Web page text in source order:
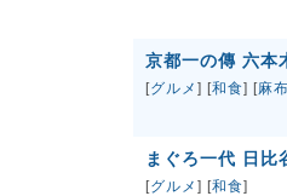
京都一の傳 六本
[グルメ ] [和食] [麻
まぐろ一代 日比
[グルメ ] [和食]